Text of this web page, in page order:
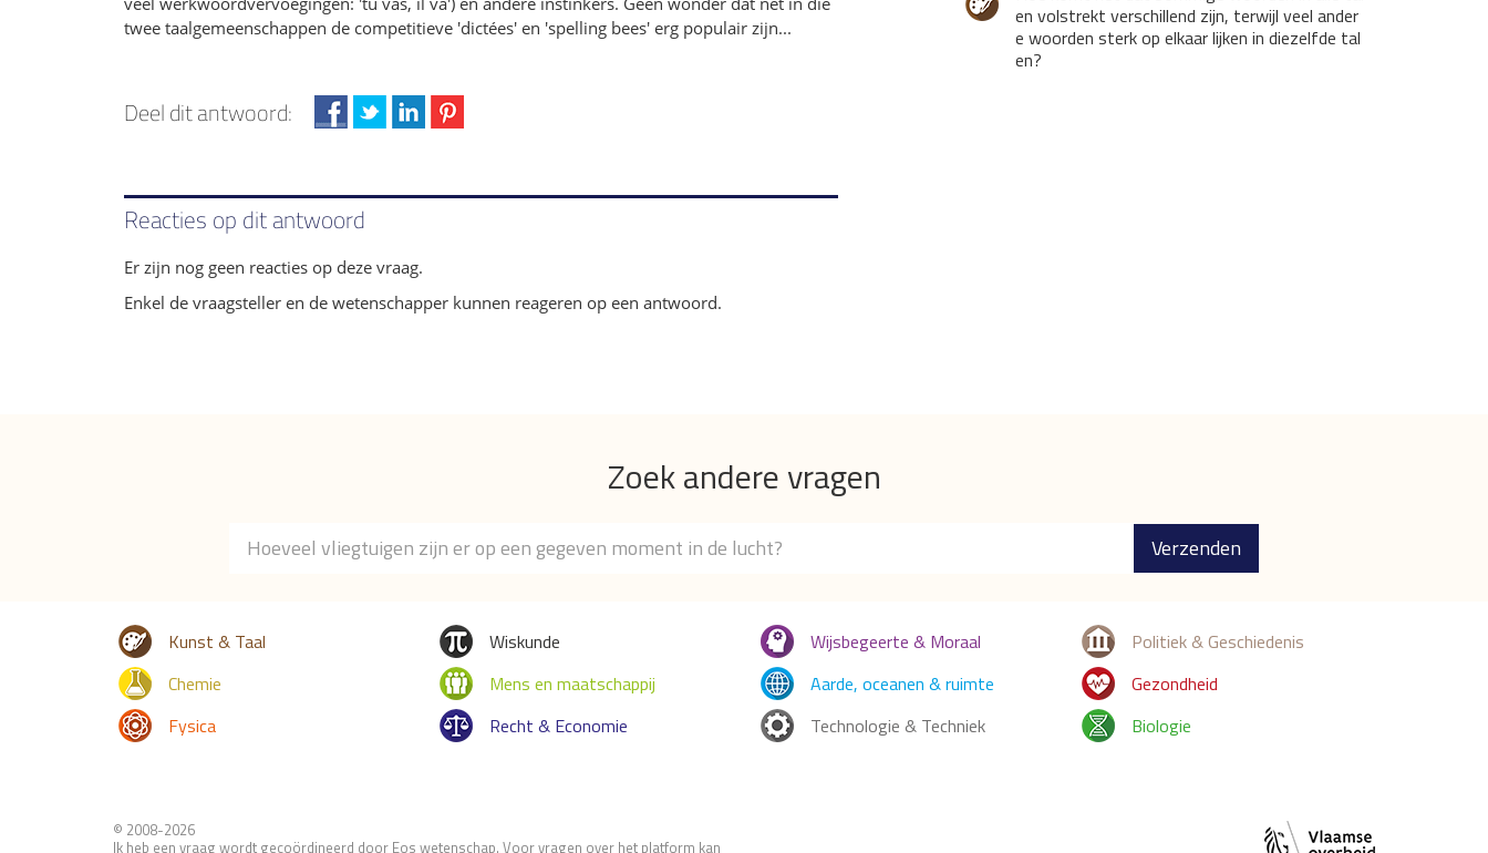
twee taalgemeenschappen de competitieve 'dictées' en 'spelling bees' erg populair zijn...
Deel dit antwoord:
Reacties op dit antwoord
Er zijn nog geen reacties op deze vraag.
Enkel de vraagsteller en de wetenschapper kunnen reageren op een antwoord.
en volstrekt verschillend zijn, terwijl veel ander
e woorden sterk op elkaar lijken in diezelfde tal
en?
Zoek andere vragen
Verzenden
Kunst & Taal
Chemie
Fysica
Wiskunde
Mens en maatschappij
Recht & Economie
Wijsbegeerte & Moraal
Aarde, oceanen & ruimte
Technologie & Techniek
Politiek & Geschiedenis
Gezondheid
Biologie
© 2008-2026
Ik heb een vraag wordt gecoördineerd door Eos wetenschap. Voor vragen over het platform kan